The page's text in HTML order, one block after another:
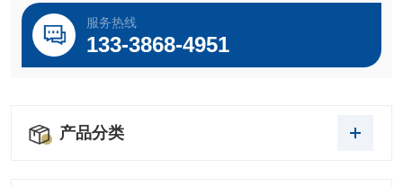
服务热线
133-3868-4951
产品分类